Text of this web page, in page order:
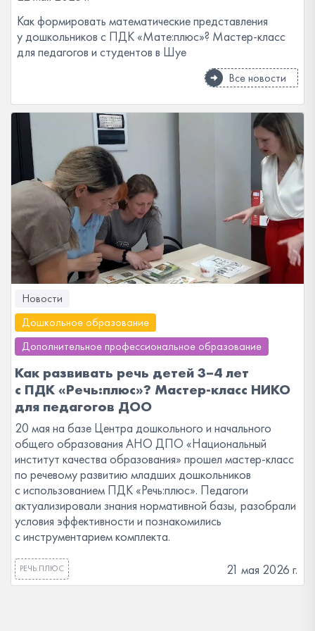
Как формировать математические представления
у дошкольников с ПДК «Мате:плюс»? Мастер-класс
для педагогов и студентов в Шуе
Все новости
Новости
Дошкольное образование
Дополнительное профессиональное образование
Как развивать речь детей 3–4 лет
с ПДК «Речь:плюс»? Мастер-класс НИКО
для педагогов ДОО
20 мая на базе Центра дошкольного и начального
общего образования АНО ДПО «Национальный
институт качества образования» прошел мастер-класс
по речевому развитию младших дошкольников
с использованием ПДК «Речь:плюс». Педагоги
актуализировали знания нормативной базы, разобрали
условия эффективности и познакомились
с инструментарием комплекта.
РЕЧЬ:ПЛЮС 21 мая 2026 г.